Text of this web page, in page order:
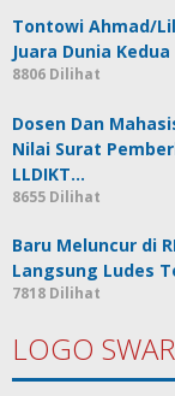
Tontowi Ahmad/
Juara Dunia Kedua
8806 Dilihat
Dosen Dan
Nilai Surat
LLDIKT…
8655 Dilihat
Baru Meluncur di
Langsung Ludes
7818 Dilihat
LOGO